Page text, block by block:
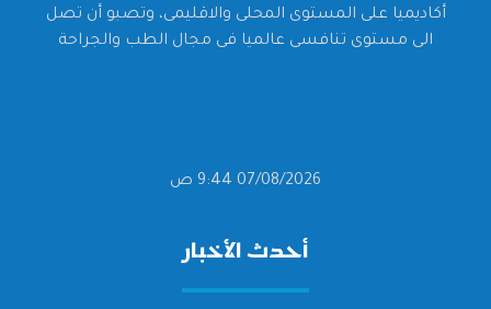
أكاديميا على المستوى المحلى والاقليمى، وتصبو أن تصل
الى مستوى تنافسى عالميا فى مجال الطب والجراحة
07/08/2026 9:44 ص
أحدث الأخبار